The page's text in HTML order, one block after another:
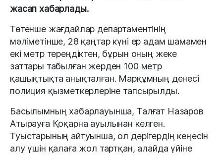
жасап хабарлады.
Төтенше жағдайлар департаментінің
мәліметінше, 28 қаңтар күні ер адам шамамен
екі метр тереңдіктен, бұрын оның жеке
заттары табылған жерден 100 метр
қашықтықта анықталған. Марқұмның денесі
полиция қызметкерлеріне тапсырылды.
Басылымның хабарлауынша, Талғат Назаров
Атырауға Қоқарна ауылынан келген.
Туыстарының айтуынша, ол дәрігердің кеңесін
алу үшін қалаға жол тартқан, алайда үйіне